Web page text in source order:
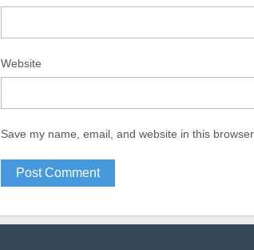
Website
Save my name, email, and website in this